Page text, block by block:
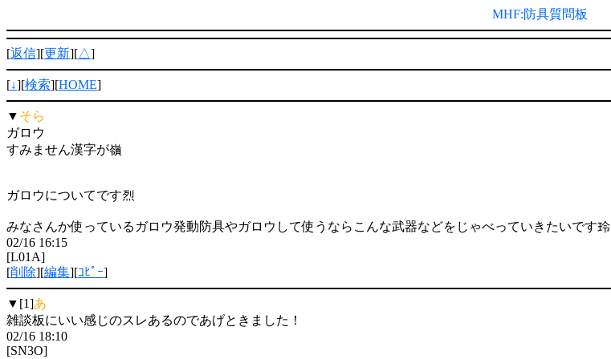
MHF:防具質問板
[返信][更新][△]
[↓][検索][HOME]
▼ そら
ガロウ
すみません漢字が嶺
ガロウについてです烈
みなさんか使っているガロウ発動防具やガロウして使うならこんな武器などをじゃべっていきたいです玲
02/16 16:15
[L01A]
[削除][編集][ｺﾋﾟｰ]
▼[1]あ
雑談板にいい感じのスレあるのであげときました！
02/16 18:10
[SN3O]